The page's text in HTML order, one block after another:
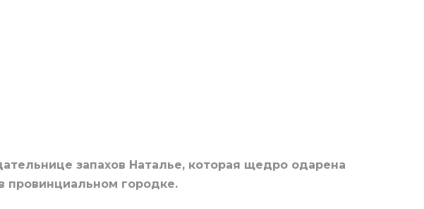
запахов Наталье, которая щедро одарена
провинциальном городке.